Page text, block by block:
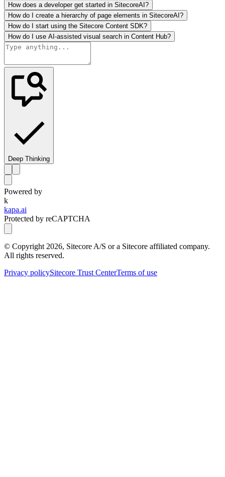
How does a developer get started in SitecoreAI?
How do I create a hierarchy of page elements in SitecoreAI?
How do I start using the Sitecore Content SDK?
How do I use AI-assisted visual search in Content Hub?
Deep Thinking
Powered by
k
kapa.ai
Protected by reCAPTCHA
© Copyright2026, Sitecore A/S or a Sitecore affiliated company.
All rights reserved.
Privacy policySitecore Trust CenterTerms of use